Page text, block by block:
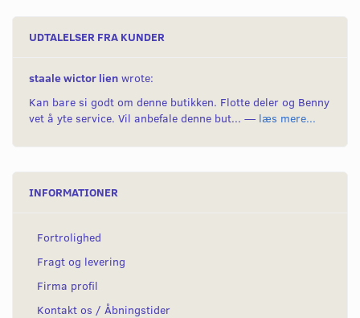
UDTALELSER FRA KUNDER
staale wictor lien wrote:
Kan bare si godt om denne butikken. Flotte deler og Benny
vet å yte service. Vil anbefale denne but... — læs mere...
INFORMATIONER
Fortrolighed
Fragt og levering
Firma profil
Kontakt os / Åbningstider